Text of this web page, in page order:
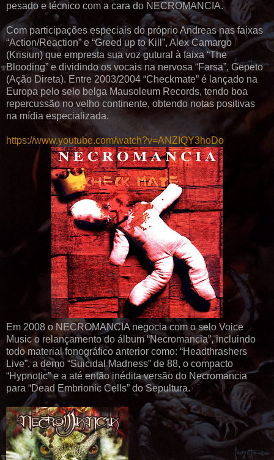
pesado e técnico com a cara do NECROMANCIA.
Com participações especiais do próprio Andreas nas faixas
“Action/Reaction” e “Greed up to Kill”, Alex Camargo
(Krisiun) que empresta sua voz gutural à faixa “The
Blooding” e dividindo os vocais na nervosa “Farsa”, Gepeto
(Ação Direta). Entre 2003/2004 “Checkmate” é lançado na
Europa pelo selo belga Mausoleum Records, tendo boa
repercussão no velho continente, obtendo notas positivas
na mídia especializada.
https://www.youtube.com/watch?v=ANZIQY3hoDo
Em 2008 o NECROMANCIA negocia com o selo Voice
Music o relançamento do álbum “Necromancia”, incluindo
todo material fonográfico anterior como: “Headthrashers
Live”, a demo “Suicidal Madness” de 88, o compacto
“Hypnotic” e a até então inédita versão do Necromancia
para “Dead Embrionic Cells” do Sepultura.